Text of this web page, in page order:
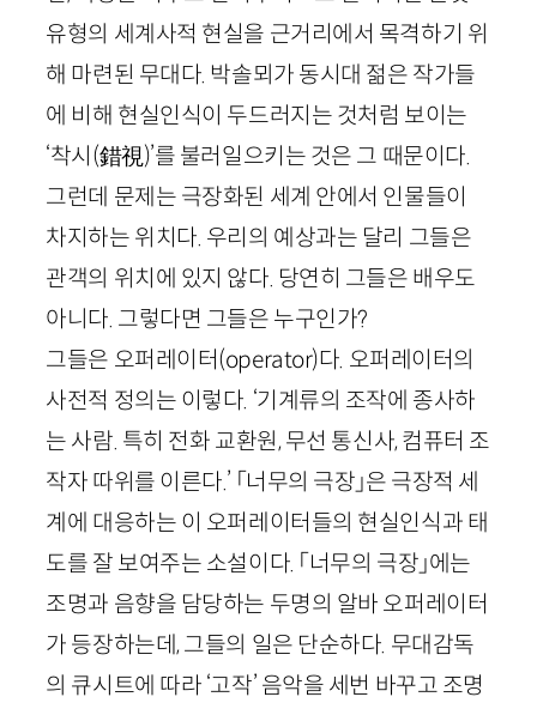
유형의 세계사적 현실을 근거리에서 목격하기 위
해 마련된 무대다. 박솔뫼가 동시대 젊은 작가들
에 비해 현실인식이 두드러지는 것처럼 보이는
‘착시(錯視)’를 불러일으키는 것은 그 때문이다.
그런데 문제는 극장화된 세계 안에서 인물들이
차지하는 위치다. 우리의 예상과는 달리 그들은
관객의 위치에 있지 않다. 당연히 그들은 배우도
아니다. 그렇다면 그들은 누구인가?
그들은 오퍼레이터(operator)다. 오퍼레이터의
사전적 정의는 이렇다. ‘기계류의 조작에 종사하
는 사람. 특히 전화 교환원, 무선 통신사, 컴퓨터 조
작자 따위를 이른다.’ 「너무의 극장」은 극장적 세
계에 대응하는 이 오퍼레이터들의 현실인식과 태
도를 잘 보여주는 소설이다. 「너무의 극장」에는
조명과 음향을 담당하는 두명의 알바 오퍼레이터
가 등장하는데, 그들의 일은 단순하다. 무대감독
의 큐시트에 따라 ‘고작’ 음악을 세번 바꾸고 조명